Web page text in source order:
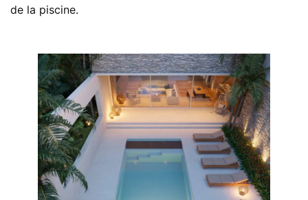
de la piscine.